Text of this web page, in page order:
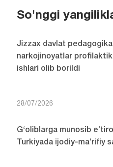
So'nggi
Jizzax davlat
narkojinoyatlar
ishlari olib borildi
28/07/2026
G‘oliblarga munosib
Turkiyada ijodiy-ma’rifiy